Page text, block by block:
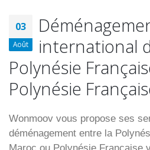
03
Août
international
Polynésie
Polynésie
Wonmoov vous propose ses
déménagement entre la
Maroc ou Polynésie Française